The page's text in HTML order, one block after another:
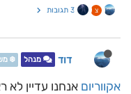
צ 3 תגובות
דוד מנהל ❄️
אקווריום אנחנו עדיין לא